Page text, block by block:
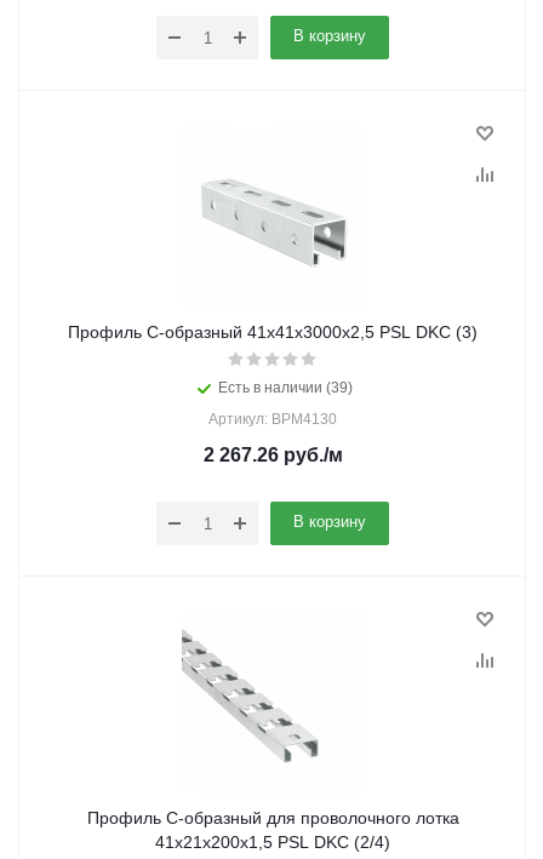
В корзину
Профиль C-образный 41х41х3000х2,5 PSL DKC (3)
Есть в наличии (39)
Артикул: BPM4130
2 267.26руб./м
В корзину
Профиль C-образный для проволочного лотка
41x21x200x1,5 PSL DKC (2/4)